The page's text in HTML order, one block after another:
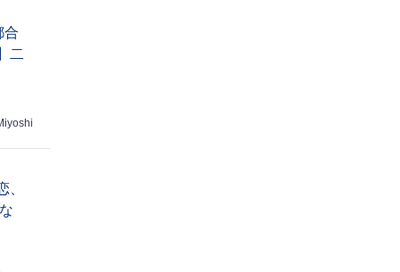
合
二